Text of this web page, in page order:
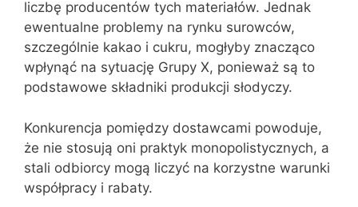
liczbę producentów tych materiałów. Jednak
ewentualne problemy na rynku surowców,
szczególnie kakao i cukru, mogłyby znacząco
wpłynąć na sytuację Grupy X, ponieważ są to
podstawowe składniki produkcji słodyczy.
Konkurencja pomiędzy dostawcami powoduje,
że nie stosują oni praktyk monopolistycznych, a
stali odbiorcy mogą liczyć na korzystne warunki
współpracy i rabaty.